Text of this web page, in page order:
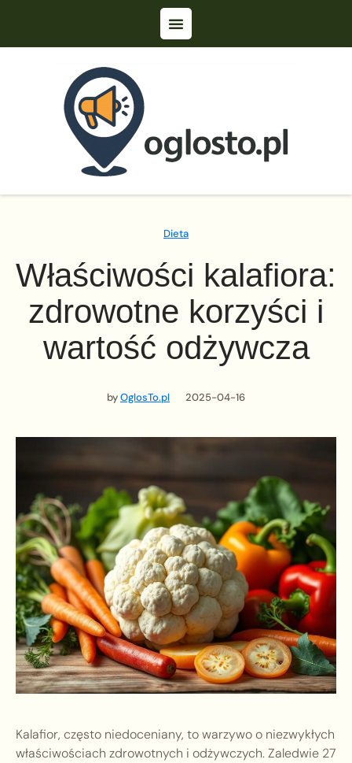
Dieta
Właściwości kalafiora:
zdrowotne korzyści i
wartość odżywcza
byOglosTo.pl 2025-04-16
Kalafior, często niedoceniany, to warzywo o niezwykłych
właściwościach zdrowotnych i odżywczych. Zaledwie 27